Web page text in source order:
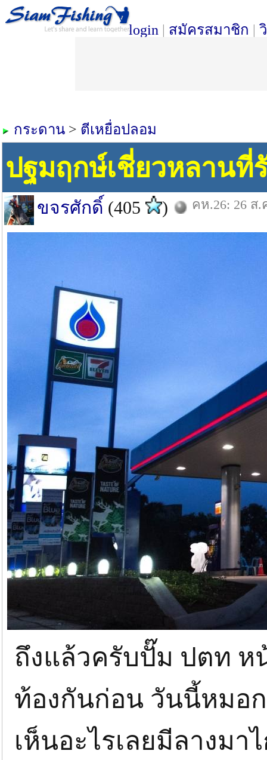
login | สมัครสมาชิก |
กระดาน > ตีเหยื่อปลอม
ปฐมฤกษ์เชี่ยวหลานที่
ขจรศักดิ์ (405 ) คห.26: 26 ส.
ถึงแล้วครับปั๊ม ปตท ห
ท้องกันก่อน วันนี้หมอ
เห็นอะไรเลยมีลางม